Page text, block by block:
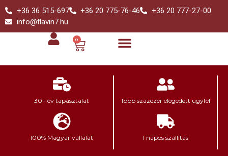
+36 36 515-697 +36 20 775-76-46
+36 20 777-27-00
info@flavin7.hu
0
30+ év tapasztalat Több százezer elégedett ügyfél
100% Magyar vállalat 1 napos szállítás